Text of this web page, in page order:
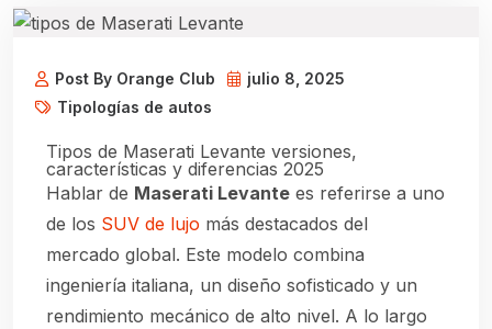
Post By Orange Club
julio 8, 2025
Tipologías de autos
Tipos de Maserati Levante versiones,
características y diferencias 2025
Hablar de Maserati Levante es referirse a uno
de los SUV de lujo más destacados del
mercado global. Este modelo combina
ingeniería italiana, un diseño sofisticado y un
rendimiento mecánico de alto nivel. A lo largo